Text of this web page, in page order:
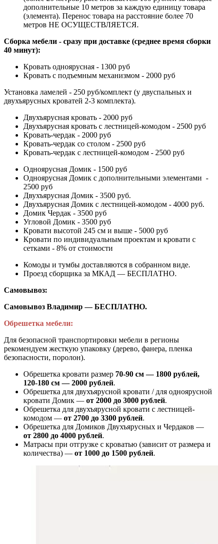
дополнительные 10 метров за каждую единицу товара
(элемента). Перенос товара на расстояние более 70
метров НЕ ОСУЩЕСТВЛЯЕТСЯ.
Сборка мебели - сразу при доставке (среднее время сборки
40 минут):
Кровать одноярусная - 1300 руб
Кровать с подъемным механизмом - 2000 руб
Установка ламелей - 250 руб/комплект (у двуспальных и
двухъярусных кроватей 2-3 комплекта).
Двухъярусная кровать - 2000 руб
Двухъярусная кровать с лестницей-комодом - 2500 руб
Кровать-чердак - 2000 руб
Кровать-чердак со столом - 2500 руб
Кровать-чердак с лестницей-комодом - 2500 руб
Одноярусная Домик - 1500 руб
Одноярусная Домик с дополнительными элементами -
2500 руб
Двухъярусная Домик - 3500 руб.
Двухъярусная Домик с лестницей-комодом - 4000 руб.
Домик Чердак - 3500 руб
Угловой Домик - 3500 руб
Кровати высотой 245 см и выше - 5000 руб
Кровати по индивидуальным проектам и кровати с
сетками - 8% от стоимости
Комоды и тумбы доставляются в собранном виде.
Проезд сборщика за МКАД — БЕСПЛАТНО.
Самовывоз:
Самовывоз Владимир — БЕСПЛАТНО.
Обрешетка мебели:
Для безопасной транспортировки мебели в регионы
рекомендуем жесткую упаковку (дерево, фанера, пленка
безопасности, поролон).
Обрешетка кровати размер 70-90 см — 1800 рублей,
120-180 см — 2000 рублей.
Обрешетка для двухъярусной кровати / для одноярусной
кровати Домик — от 2000 до 3000 рублей.
Обрешетка для двухъярусной кровати с лестницей-
комодом — от 2700 до 3300 рублей.
Обрешетка для Домиков Двухъярусных и Чердаков —
от 2800 до 4000 рублей.
Матрасы при отгрузке с кроватью (зависит от размера и
количества) — от 1000 до 1500 рублей.